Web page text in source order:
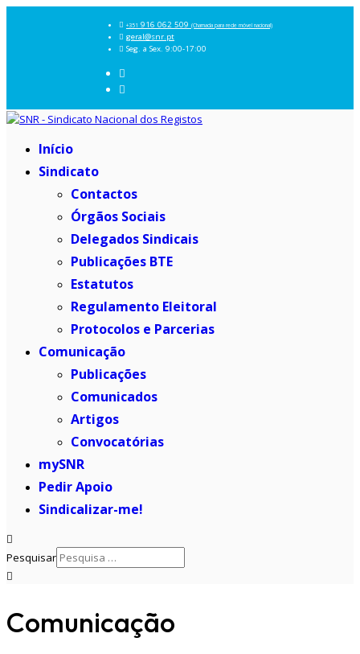
+351 916 062 509 (Chamada para rede móvel nacional)
geral@snr.pt
Seg. a Sex. 9:00-17:00
Início
Sindicato
Contactos
Órgãos Sociais
Delegados Sindicais
Publicações BTE
Estatutos
Regulamento Eleitoral
Protocolos e Parcerias
Comunicação
Publicações
Comunicados
Artigos
Convocatórias
mySNR
Pedir Apoio
Sindicalizar-me!
Pesquisar
Comunicação